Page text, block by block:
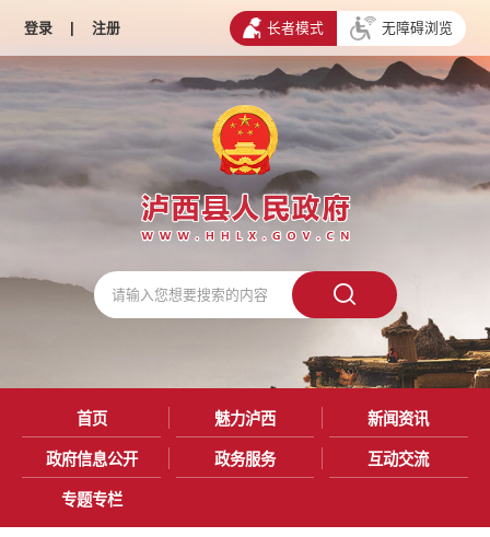
登录 | 注册 长者模式 无障碍浏览
首页 魅力泸西 新闻资讯
政府信息公开 政务服务 互动交流
专题专栏